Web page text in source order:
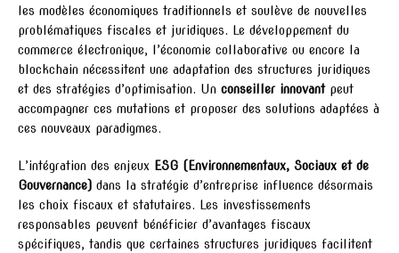
les modèles économiques traditionnels et soulève de nouvelles
problématiques fiscales et juridiques. Le développement du
commerce électronique, l’économie collaborative ou encore la
blockchain nécessitent une adaptation des structures juridiques
et des stratégies d’optimisation. Un conseiller innovantpeut
accompagner ces mutations et proposer des solutions adaptées à
ces nouveaux paradigmes.
L’intégration des enjeux ESG (Environnementaux, Sociaux et de
Gouvernance) dans la stratégie d’entreprise influence désormais
les choix fiscaux et statutaires. Les investissements
responsables peuvent bénéficier d’avantages fiscaux
spécifiques, tandis que certaines structures juridiques facilitent